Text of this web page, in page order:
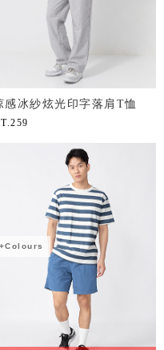
感冰紗炫光印字落肩T恤
259
+Colours